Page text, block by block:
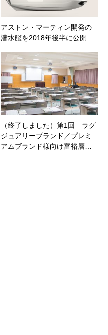
アストン・マーティン開発の
潜水艦を2018年後半に公開
（終了しました）第1回 ラグ
ジュアリーブランド／プレミ
アムブランド様向け富裕層…